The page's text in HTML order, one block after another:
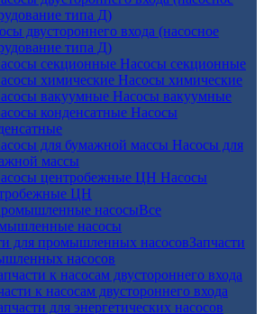
двустороннего входа (насосное
типа Д)
Насосы секционные
Насосы химические
Насосы вакуумные
Насосы
Насосы для
массы
Насосы
ЦН
Все
насосы
Запчасти
насосов
к насосам двустороннего входа